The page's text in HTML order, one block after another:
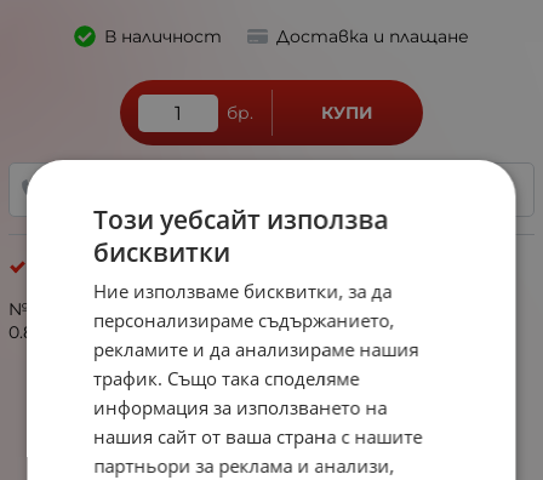
В наличност Доставка и плащане
бр. КУПИ
Наниз кристал 2-3мм
№342675 наниз кристал ~3х~2.5мм АВ ефект отвор
0.8мм ~160бр ~40см 1вр
Този уебсайт използва
бисквитки
Ние използваме бисквитки, за да
персонализираме съдържанието,
рекламите и да анализираме нашия
трафик. Също така споделяме
информация за използването на
нашия сайт от ваша страна с нашите
партньори за реклама и анализи,